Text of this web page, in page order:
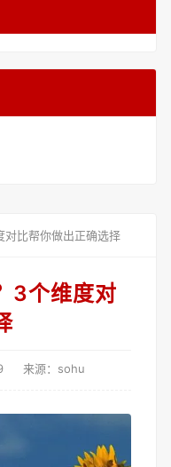
对比帮你做出正确选择
3个维度对
来源：sohu